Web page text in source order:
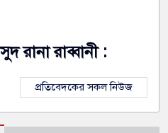
রানা রাব্বানী :
প্রতিবেদকের সকল নিউজ